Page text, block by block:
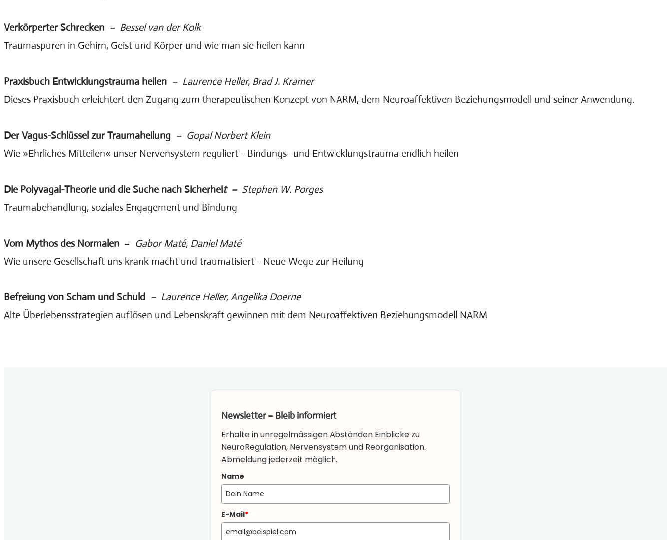
Verkörperter Schrecken – Bessel van der Kolk
Traumaspuren in Gehirn, Geist und Körper und wie man sie heilen kann
Praxisbuch Entwicklungstrauma heilen – Laurence Heller, Brad J. Kramer
Dieses Praxisbuch erleichtert den Zugang zum therapeutischen Konzept von NARM, dem Neuroaffektiven Beziehungsmodell und seiner Anwendung.
Der Vagus-Schlüssel zur Traumaheilung – Gopal Norbert Klein
Wie »Ehrliches Mitteilen« unser Nervensystem reguliert - Bindungs- und Entwicklungstrauma endlich heilen
Die Polyvagal-Theorie und die Suche nach Sicherheit – Stephen W. Porges
Traumabehandlung, soziales Engagement und Bindung
Vom Mythos des Normalen – Gabor Maté, Daniel Maté
Wie unsere Gesellschaft uns krank macht und traumatisiert - Neue Wege zur Heilung
​Befreiung von Scham und Schuld – Laurence Heller, Angelika Doerne
Alte Überlebensstrategien auflösen und Lebenskraft gewinnen mit dem Neuroaffektiven Beziehungsmodell NARM
Newsletter – Bleib informiert
Erhalte in unregelmässigen Abständen Einblicke zu
NeuroRegulation, Nervensystem und Reorganisation.
Abmeldung jederzeit möglich.
Name
E-Mail*